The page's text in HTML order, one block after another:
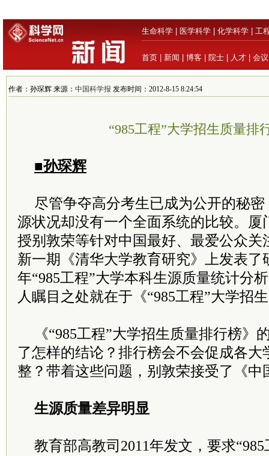
生命科学 医学科学 化学科学 工
首页 新闻 博客 院士 人才 会议
作者：孙琛辉 来源： 中国科学报 发布时间：2012-8-15 8:24:54
“985工程”大学招生质量排
■孙琛辉
尽管争夺高分考生已成为公开的秘
源状况却没有一个全面系统的比较。厦
授别敦荣等针对中国最好、最爱公众关
新一期《清华大学教育研究》上发表了
年“985工程”大学本科生源质量统计分
人瞩目之处就在于《“985工程”大学招
《“985工程”大学招生质量排行榜》
了怎样的结论？排行榜会不会促成各大
整？带着这些问题，别敦荣接受了《中
生源质量差异明显
教育部高教司2011年发文，要求